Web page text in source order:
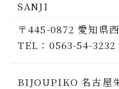
SANJI
〒445-0872 愛知県
TEL：0563-54-3232
BIJOUPIKO 名古屋